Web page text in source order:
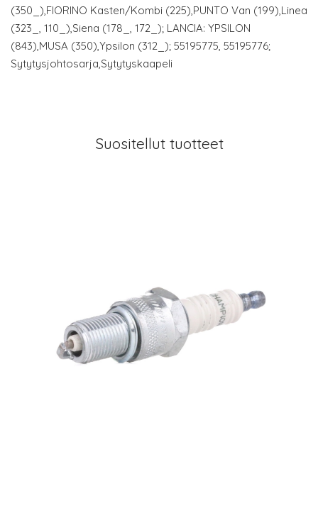
(350_),FIORINO Kasten/Kombi (225),PUNTO Van (199),Linea
(323_, 110_),Siena (178_, 172_); LANCIA: YPSILON
(843),MUSA (350),Ypsilon (312_); 55195775, 55195776;
Sytytysjohtosarja,Sytytyskaapeli
Suositellut tuotteet